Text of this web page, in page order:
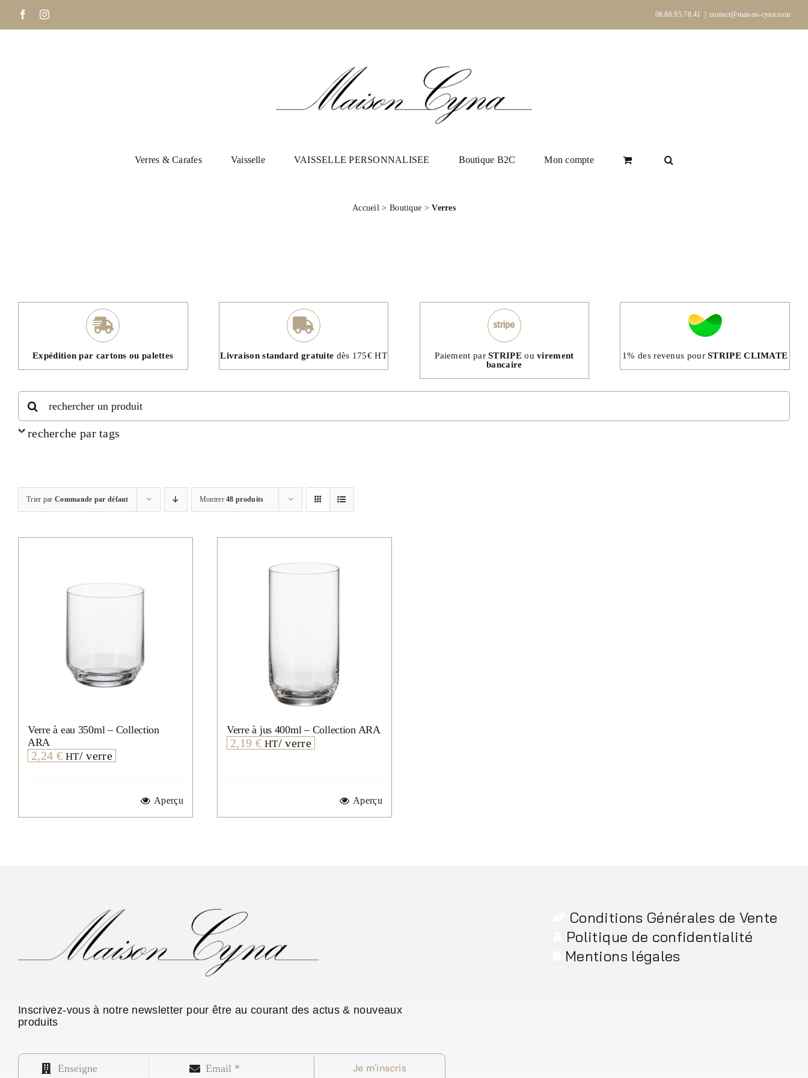
contenu
FacebookInstagram 06.86.95.78.41 contact@maison-cyna.com
Verres & Carafes Vaisselle VAISSELLE PERSONNALISEE Boutique B2C Mon compte
Accueil > Boutique >Verres
Expédition par cartons ou palettes Livraison standard gratuite dès 175€ HT Paiement parSTRIPEouvirement
bancaire
1% des revenus pourSTRIPE CLIMATE
Rechercher:
recherche par tags
Trier par Commande par défaut Montrer48 produits
Verre à eau 350ml – Collection
ARA
2,24 € HT/ verre
Aperçu
Verre à jus 400ml – Collection ARA
2,19 € HT/ verre
Aperçu
Inscrivez-vous à notre newsletter pour être au courant des actus & nouveaux
produits
Je m'inscris
Conditions Générales de Vente
Politique de confidentialité
Mentions légales